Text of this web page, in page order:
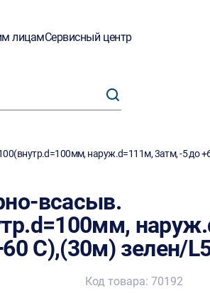
лицамСервисный центр
наруж.d=111м, 3атм, -5 до
всасыв.
С),(30м) зелен/
Код товара: 70192